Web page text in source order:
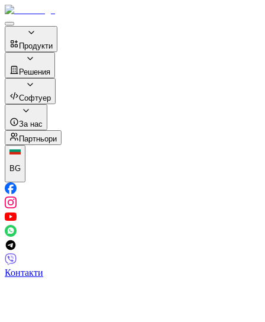
Продукти
Решения
Софтуер
За нас
Партньори
BG
Контакти